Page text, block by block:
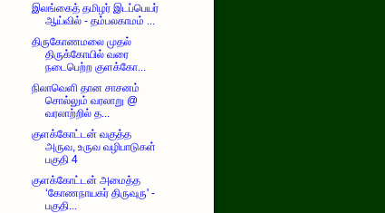
இலங்கைத் தமிழர் இடப்பெயர்
ஆய்வில் - தம்பலகாமம் ...
திருகோணமலை முதல்
திருக்கோயில் வரை
நடைபெற்ற குளக்கோ...
நிலாவெளி தான சாசனம்
சொல்லும் வரலாறு @
வரலாற்றில் த...
குளக்கோட்டன் வகுத்த
அருவ, உருவ வழிபாடுகள்
பகுதி 4
குளக்கோட்டன் அமைத்த
‘கோணநாயகர் திருவுரு' -
பகுதி...